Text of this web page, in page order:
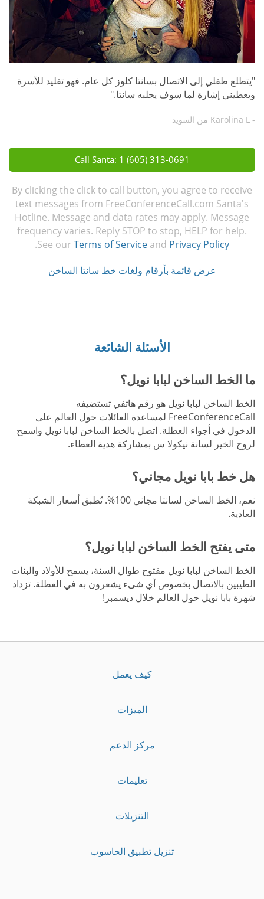
"يتطلع طفلي إلى الاتصال بسانتا كلوز كل عام. فهو تقليد للأسرة
ويعطيني إشارة لما سوف يجلبه سانتا."
- Karolina L من السويد
Call Santa: 1 (605) 313-0691
By clicking the click to call button, you agree to receive
text messages from FreeConferenceCall.com Santa's
Hotline. Message and data rates may apply. Message
frequency varies. Reply STOP to stop, HELP for help.
See our Terms of Service and Privacy Policy
.
عرض قائمة بأرقام ولغات خط سانتا الساخن
الأسئلة الشائعة
ما الخط الساخن لبابا نويل؟
الخط الساخن لبابا نويل هو رقم هاتفي تستضيفه
FreeConferenceCall لمساعدة العائلات حول العالم على
الدخول في أجواء العطلة. اتصل بالخط الساخن لبابا نويل واسمح
لروح الخير لسانة نيكولا س بمشاركة هدية العطاء.
هل خط بابا نويل مجاني؟
نعم، الخط الساخن لسانتا مجاني 100%. تُطبق أسعار الشبكة
العادية.
متى يفتح الخط الساخن لبابا نويل؟
الخط الساخن لبابا نويل مفتوح طوال السنة، يسمح للأولاد والبنات
الطيبين بالاتصال بخصوص أي شىء يشعرون به في العطلة. تزداد
شهرة بابا نويل حول العالم خلال ديسمبر!
كيف يعمل
الميزات
مركز الدعم
تعليمات
التنزيلات
تنزيل تطبيق الحاسوب